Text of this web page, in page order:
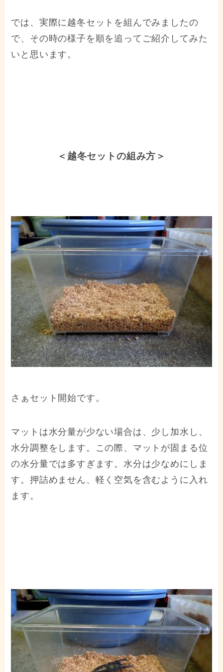
では、実際に越冬セットを組んでみましたの
で、その時の様子を順を追ってご紹介してみた
いと思います。
＜越冬セットの組み方＞
さぁセット開始です。
マットは水分量が少ない場合は、少し加水し、
水分調整をします。この際、マットが固まる位
の水分量では多すぎます。水分は少なめにしま
す。押詰めません、軽く空気を含むように入れ
ます。